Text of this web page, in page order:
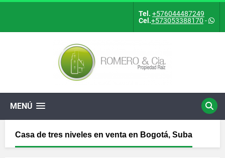
Tel. +576044487249
Cel.+573053388170 -
MENÚ
Casa de tres niveles en venta en Bogotá, Suba